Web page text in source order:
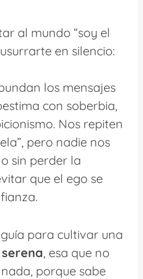
al mundo “soy el
en silencio:
los mensajes
con soberbia,
Nos repiten
pero nadie nos
sin perder la
que el ego se
para cultivar una
, esa que no
porque sabe